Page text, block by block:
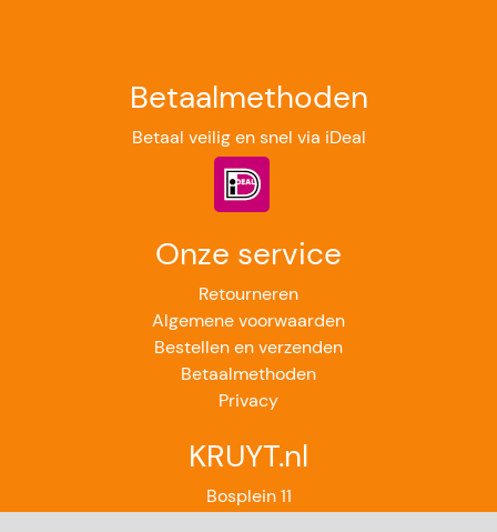
Betaalmethoden
Betaal veilig en snel via iDeal
Onze service
Retourneren
Algemene voorwaarden
Bestellen en verzenden
Betaalmethoden
Privacy
KRUYT.nl
Bosplein 11